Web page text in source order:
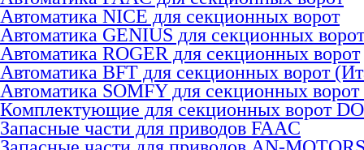
Автоматика NICE для секционных ворот
Автоматика GENIUS для секционных ворот
Автоматика ROGER для секционных ворот
Автоматика BFT для секционных ворот
Автоматика SOMFY для секционных
Комплектующие для секционных ворот
Запасные части для приводов FAAC